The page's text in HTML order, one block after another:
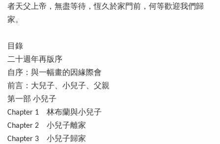
者天父上帝，無盡等待，恆久於家門前，何等歡迎我們歸
家。
目錄
二十週年再版序
自序：與一幅畫的因緣際會
前言：大兒子、小兒子、父親
第一部 小兒子
Chapter 1 林布蘭與小兒子
Chapter 2 小兒子離家
Chapter 3 小兒子歸家